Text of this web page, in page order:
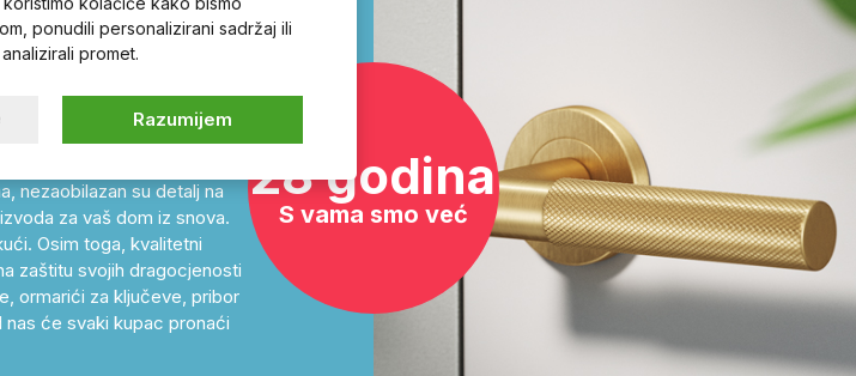
kućni brojevi,
ćete u našoj online trgovini
nezaobilazan su detalj na
za vaš dom iz snova.
Osim toga, kvalitetni
zaštitu svojih dragocjenosti
ormarići za ključeve, pribor
će svaki kupac pronaći
28 godina
S vama smo već
ponudili personalizirani sadržaj ili
promet.
Razumijem